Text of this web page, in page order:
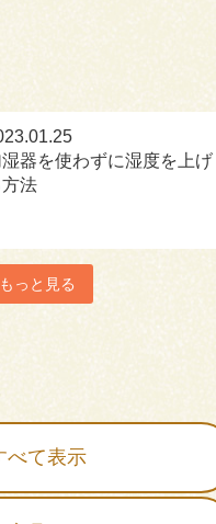
湿器を使わずに湿度を上げ
方法
もっと見る
べて表示